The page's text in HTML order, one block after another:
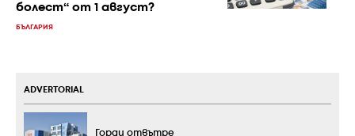
болест“ от 1 август?
БЪЛГАРИЯ
ADVERTORIAL
Горди отвътре